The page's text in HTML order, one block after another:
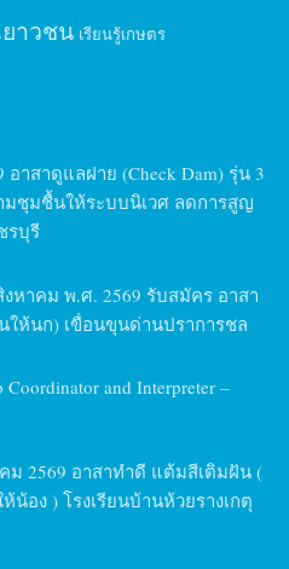
ยาวชน เรียนรู้เกษตร
าสาดูแลฝาย (Check Dam) รุ่น 3
ชุมชื้นให้ระบบนิเวศ ลดการสูญ
รบุรี
หาคม พ.ศ. 2569 รับสมัคร อาสา
ให้นก) เขื่อนขุนด่านปราการชล
and Interpreter –
ม 2569 อาสาทำดี แต้มสีเติมฝัน (
อง ) โรงเรียนบ้านห้วยรางเกตุ